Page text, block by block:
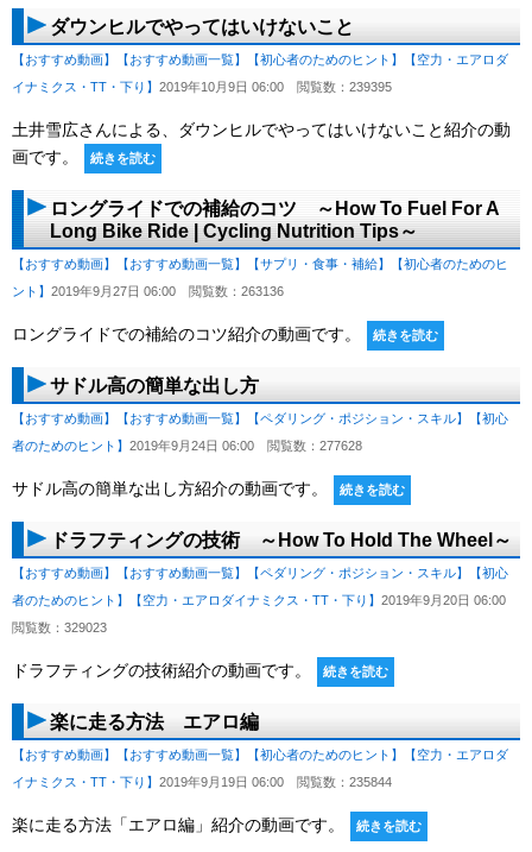
ダウンヒルでやってはいけないこと
【おすすめ動画】 【おすすめ動画一覧】 【初心者のためのヒント】
【空力・エアロダ
イナミクス・TT・下り】 2019年10月9日 06:00 閲覧数：239395
土井雪広さんによる、ダウンヒルでやってはいけないこと紹介の動
画です。
続きを読む
ロングライドでの補給のコツ ～How To Fuel For A
Long Bike Ride | Cycling Nutrition Tips～
【おすすめ動画】 【おすすめ動画一覧】 【サプリ・食事・補給】
【初心者のためのヒ
ント】 2019年9月27日 06:00 閲覧数：263136
ロングライドでの補給のコツ紹介の動画です。 続きを読む
サドル高の簡単な出し方
【おすすめ動画】 【おすすめ動画一覧】 【ペダリング・ポジション・スキル】
【初心
者のためのヒント】 2019年9月24日 06:00 閲覧数：277628
サドル高の簡単な出し方紹介の動画です。 続きを読む
ドラフティングの技術 ～How To Hold The Wheel～
【おすすめ動画】 【おすすめ動画一覧】 【ペダリング・ポジション・スキル】
【初心
者のためのヒント】
【空力・エアロダイナミクス・TT・下り】 2019年9月20日 06:00
閲覧数：329023
ドラフティングの技術紹介の動画です。 続きを読む
楽に走る方法 エアロ編
【おすすめ動画】 【おすすめ動画一覧】 【初心者のためのヒント】
【空力・エアロダ
イナミクス・TT・下り】 2019年9月19日 06:00 閲覧数：235844
楽に走る方法「エアロ編」紹介の動画です。 続きを読む